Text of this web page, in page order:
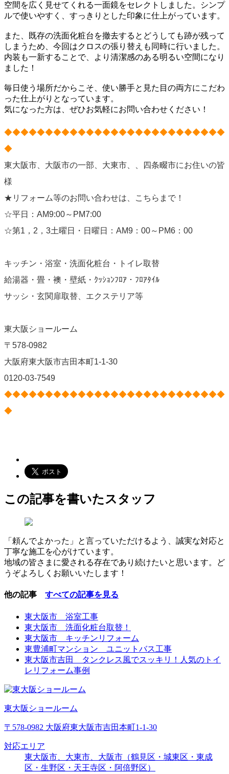
空間を広く見せてくれる一面鏡をセレクトしました。シンプ
ルで使いやすく、すっきりとした印象に仕上がっています。
また、既存の洗面化粧台を撤去するとどうしても跡が残って
しまうため、今回はクロスの張り替えも同時に行いました。
内装も一新することで、より清潔感のある明るい空間になり
ました！
毎日使う場所だからこそ、使い勝手と見た目の両方にこだわ
った仕上がりとなっています。
気になった方は、ぜひお気軽にお問い合わせください！
◆◆◆◆◆◆◆◆◆◆◆◆◆◆◆◆◆◆◆◆◆◆◆◆◆◆◆
◆
東大阪市、大阪市の一部、大東市、、四条畷市にお住いの皆
様
★リフォーム等のお問い合わせは、こちらまで！
☆平日：AM9:00～PM7:00
☆第1，2，3土曜日・日曜日：AM9：00～PM6：00
キッチン・浴室・洗面化粧台・トイレ取替
給湯器・畳・襖・壁紙・ｸｯｼｮﾝﾌﾛｱ・ﾌﾛｱﾀｲﾙ
サッシ・玄関扉取替、エクステリア等
東大阪ショールーム
〒578-0982
大阪府東大阪市吉田本町1-1-30
0120-03-7549
◆◆◆◆◆◆◆◆◆◆◆◆◆◆◆◆◆◆◆◆◆◆◆◆◆◆◆
◆
この記事を書いたスタッフ
「頼んでよかった」と言っていただけるよう、誠実な対応と
丁寧な施工を心がけています。
地域の皆さまに愛される存在であり続けたいと思います。ど
うぞよろしくお願いいたします！
他の記事 すべての記事を見る
東大阪市 浴室工事
東大阪市 洗面化粧台取替！
東大阪市 キッチンリフォーム
東豊浦町マンション ユニットバス工事
東大阪市吉田 タンクレス風でスッキリ！人気のトイ
レリフォーム事例
東大阪ショールーム
〒578-0982 大阪府東大阪市吉田本町1-1-30
対応エリア
東大阪市、大東市、大阪市（鶴見区・城東区・東成
区・生野区・天王寺区・阿倍野区）